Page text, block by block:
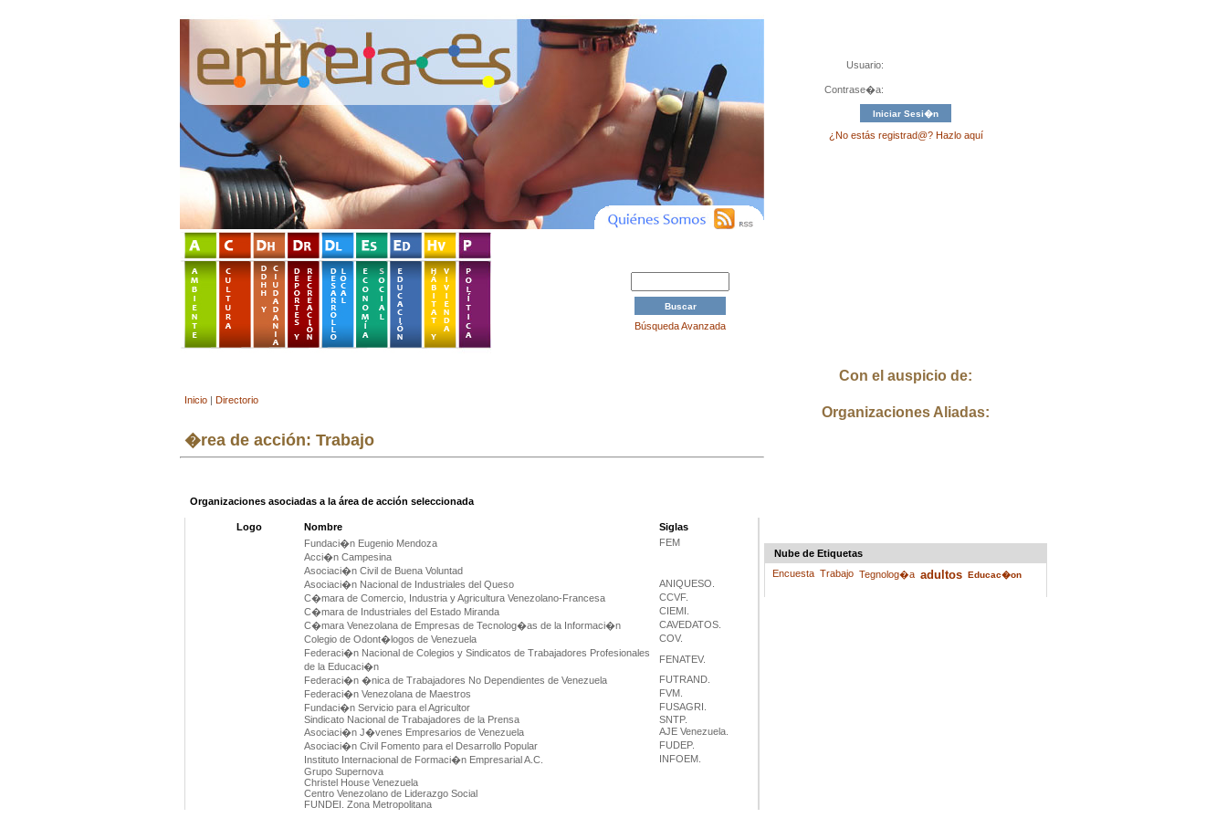
Búsqueda Avanzada
Inicio | Directorio
�rea de acción: Trabajo
Organizaciones asociadas a la área de acción seleccionada
Logo Nombre
Siglas
Fundaci�n Eugenio Mendoza
FEM
Acci�n Campesina
Asociaci�n Civil de Buena Voluntad
Asociaci�n Nacional de Industriales del Queso
ANIQUESO.
C�mara de Comercio, Industria y Agricultura Venezolano-Francesa
CCVF.
C�mara de Industriales del Estado Miranda
CIEMI.
C�mara Venezolana de Empresas de Tecnolog�as de la Informaci�n
CAVEDATOS.
Colegio de Odont�logos de Venezuela
COV.
Federaci�n Nacional de Colegios y Sindicatos de Trabajadores Profesionales
de la Educaci�n
FENATEV.
Federaci�n �nica de Trabajadores No Dependientes de Venezuela
FUTRAND.
Federaci�n Venezolana de Maestros
FVM.
Fundaci�n Servicio para el Agricultor
FUSAGRI.
Sindicato Nacional de Trabajadores de la Prensa
SNTP.
Asociaci�n J�venes Empresarios de Venezuela
AJE Venezuela.
Asociaci�n Civil Fomento para el Desarrollo Popular
FUDEP.
Instituto Internacional de Formaci�n Empresarial A.C.
INFOEM.
Grupo Supernova
Christel House Venezuela
Centro Venezolano de Liderazgo Social
FUNDEI. Zona Metropolitana
Usuario:
Contrase�a:
¿No estás registrad@? Hazlo aquí
Con el auspicio de:
Organizaciones Aliadas:
Nube de Etiquetas
Encuesta Trabajo Tegnolog�a adultos Educac�on